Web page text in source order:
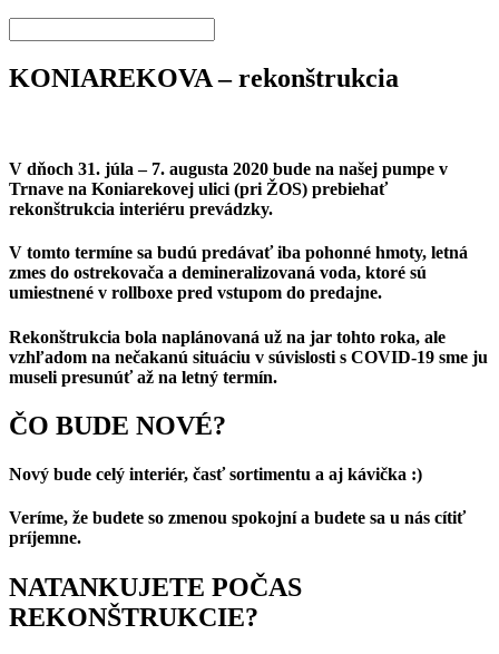
KONIAREKOVA – rekonštrukcia
V dňoch 31. júla – 7. augusta 2020 bude na našej pumpe v
Trnave na Koniarekovej ulici (pri ŽOS) prebiehať
rekonštrukcia interiéru prevádzky.
V tomto termíne sa budú predávať iba pohonné hmoty, letná
zmes do ostrekovača a demineralizovaná voda, ktoré sú
umiestnené v rollboxe pred vstupom do predajne.
Rekonštrukcia bola naplánovaná už na jar tohto roka, ale
vzhľadom na nečakanú situáciu v súvislosti s COVID-19 sme ju
museli presunúť až na letný termín.
ČO BUDE NOVÉ?
Nový bude celý interiér, časť sortimentu a aj kávička :)
Veríme, že budete so zmenou spokojní a budete sa u nás cítiť
príjemne.
NATANKUJETE POČAS
REKONŠTRUKCIE?